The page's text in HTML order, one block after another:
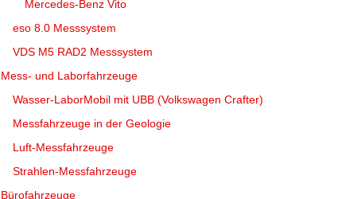
Mercedes-Benz Vito
eso 8.0 Messsystem
VDS M5 RAD2 Messsystem
Mess- und Laborfahrzeuge
Wasser-LaborMobil mit UBB (Volkswagen Crafter)
Messfahrzeuge in der Geologie
Luft-Messfahrzeuge
Strahlen-Messfahrzeuge
Bürofahrzeuge